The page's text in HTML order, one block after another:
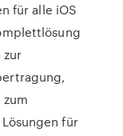
für alle iOS
zur
für